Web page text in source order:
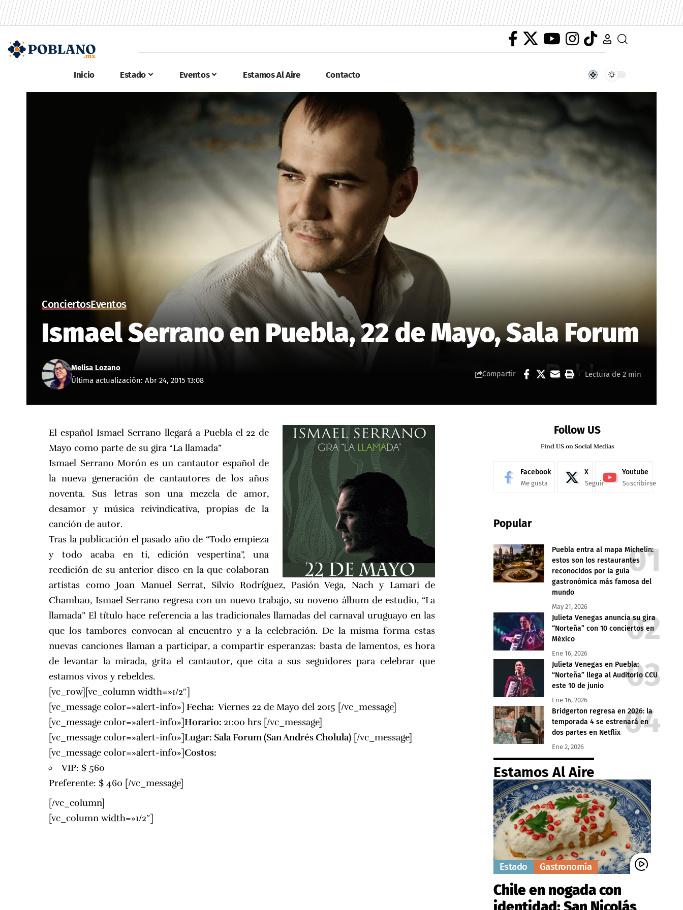
Inicio Estado Eventos Estamos Al Aire Contacto
ConciertosEventos
Ismael Serrano en Puebla, 22 de Mayo, Sala Forum
Última actualización: Abr 24, 2015 13:08
Melisa Lozano
Compartir Lectura de 2 min
El español Ismael Serrano llegará a Puebla el 22 de
Mayo como parte de su gira “La llamada”
Ismael Serrano Morón es un cantautor español de
la nueva generación de cantautores de los años
noventa. Sus letras son una mezcla de amor,
desamor y música reivindicativa, propias de la
canción de autor.
Tras la publicación el pasado año de “Todo empieza
y todo acaba en ti, edición vespertina”, una
reedición de su anterior disco en la que colaboran
artistas como Joan Manuel Serrat, Silvio Rodríguez, Pasión Vega, Nach y Lamari de
Chambao, Ismael Serrano regresa con un nuevo trabajo, su noveno álbum de estudio, “La
llamada” El título hace referencia a las tradicionales llamadas del carnaval uruguayo en las
que los tambores convocan al encuentro y a la celebración. De la misma forma estas
nuevas canciones llaman a participar, a compartir esperanzas: basta de lamentos, es hora
de levantar la mirada, grita el cantautor, que cita a sus seguidores para celebrar que
estamos vivos y rebeldes.
[vc_row][vc_column width=»1/2″]
[vc_message color=»alert-info»] Fecha: Viernes 22 de Mayo del 2015 [/vc_message]
[vc_message color=»alert-info»]Horario: 21:00 hrs [/vc_message]
[vc_message color=»alert-info»]Lugar: Sala Forum(San Andrés Cholula) [/vc_message]
[vc_message color=»alert-info»]Costos:
VIP: $ 560
Preferente: $ 460 [/vc_message]
[/vc_column]
[vc_column width=»1/2″]
Follow US
Find US on Social Medias
Facebook
Me gusta
X
Seguir
Youtube
Suscribirse
Popular
Puebla entra al mapa Michelin:
estos son los restaurantes
reconocidos por la guía
gastronómica más famosa del
mundo
May 21, 2026
Julieta Venegas anuncia su gira
“Norteña” con 10 conciertos en
México
Ene 16, 2026
Julieta Venegas en Puebla:
“Norteña” llega al Auditorio CCU
este 10 de junio
Ene 16, 2026
Bridgerton regresa en 2026: la
temporada 4 se estrenará en
dos partes en Netflix
Ene 2, 2026
Estamos Al Aire
Estado Gastronomía
Chile en nogada con